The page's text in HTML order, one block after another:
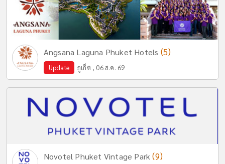
Angsana Laguna Phuket Hotels (5)
Update ภูเก็ต , 06 ส.ค. 69
Novotel Phuket Vintage Park(9)